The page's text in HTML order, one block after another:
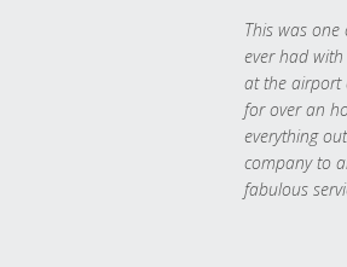
This was one
ever had
at the airport
for over an
everything
company to
fabulous